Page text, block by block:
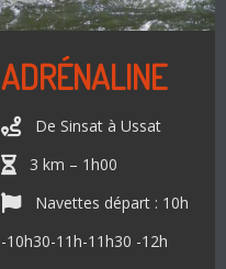
ADRÉNALINE
De Sinsat à Ussat
3 km – 1h00
Navettes départ : 10h
-10h30-11h-11h30 -12h